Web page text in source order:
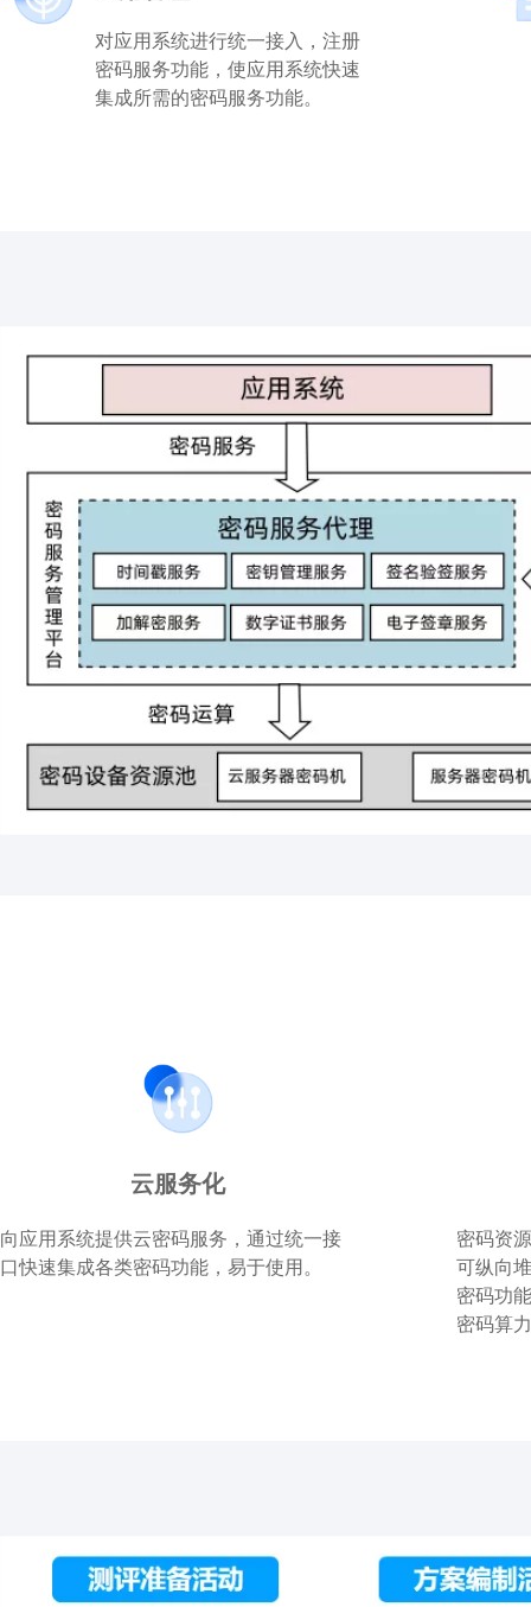
对应用系统进行统一接入，注册
密码服务功能，使应用系统快速
集成所需的密码服务功能。
云服务化
向应用系统提供云密码服务，通过统一接
口快速集成各类密码功能，易于使用。
密码资
可纵向
密码功
密码算